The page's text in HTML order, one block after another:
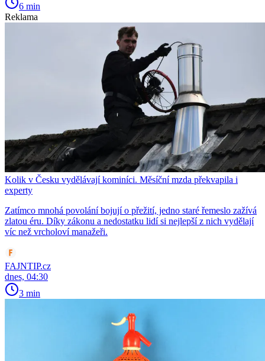
6 min
Reklama
Kolik v Česku vydělávají kominíci. Měsíční mzda překvapila i
experty
Zatímco mnohá povolání bojují o přežití, jedno staré řemeslo zažívá
zlatou éru. Díky zákonu a nedostatku lidí si nejlepší z nich vydělají
víc než vrcholoví manažeři.
FAJNTIP.cz
dnes, 04:30
3 min